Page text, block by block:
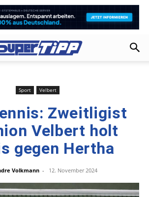
Sport Velbert
Zweitligist
Velbert holt
gegen Hertha
Volkmann - 12. November 2024